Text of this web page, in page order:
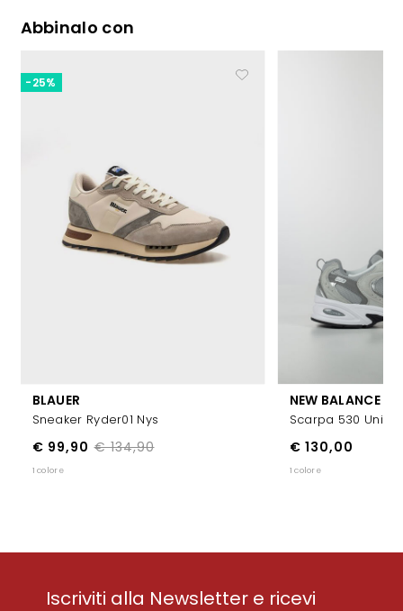
Abbinalo con
BLAUER
Sneaker Ryder01 Nys
€ 134,90
€ 99,90
-25%
1 colore
NEW BALANCE
Scarpa 530 Unisex
€ 130,00
1 colore
Iscriviti alla Newsletter e ricevi